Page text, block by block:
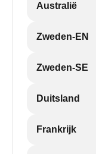
Australië
Zweden-EN
Zweden-SE
Duitsland
Frankrijk